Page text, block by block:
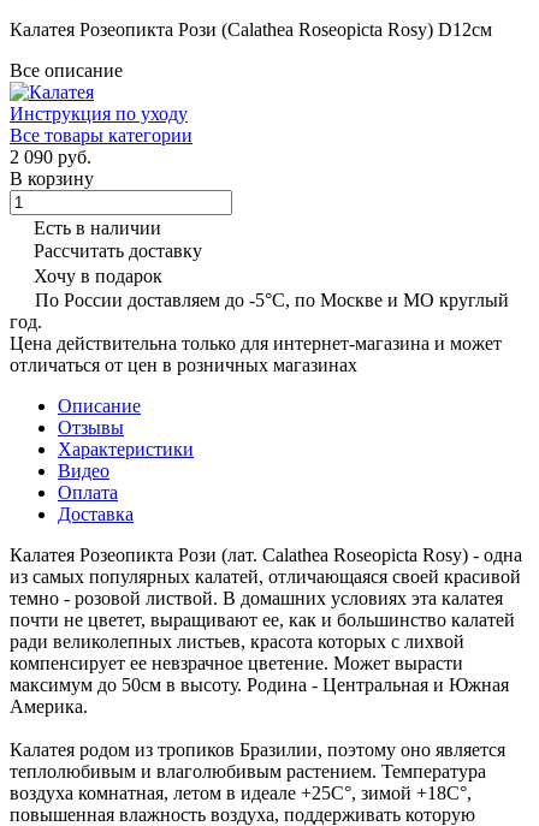
Калатея Розеопикта Рози (Calathea Roseopicta Rosy) D12см
Все описание
Инструкция по уходу
Все товары категории
2 090 руб.
В корзину
Есть в наличии
Рассчитать доставку
Хочу в подарок
По России доставляем до -5°C, по Москве и МО круглый
год.
Цена действительна только для интернет-магазина и может
отличаться от цен в розничных магазинах
Описание
Отзывы
Характеристики
Видео
Оплата
Доставка
Калатея Розеопикта Рози (лат. Calathea Roseopicta Rosy) - одна
из самых популярных калатей, отличающаяся своей красивой
темно - розовой листвой. В домашних условиях эта калатея
почти не цветет, выращивают ее, как и большинство калатей
ради великолепных листьев, красота которых с лихвой
компенсирует ее невзрачное цветение. Может вырасти
максимум до 50см в высоту. Родина - Центральная и Южная
Америка.
Калатея родом из тропиков Бразилии, поэтому оно является
теплолюбивым и влаголюбивым растением. Температура
воздуха комнатная, летом в идеале +25С°, зимой +18С°,
повышенная влажность воздуха, поддерживать которую